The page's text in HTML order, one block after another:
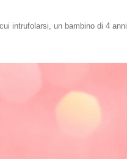
intrufolarsi, un bambino di 4 anni